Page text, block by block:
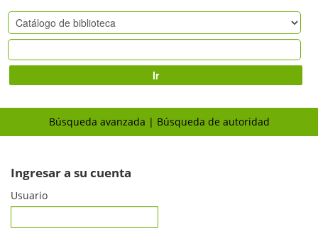
Ir
Búsqueda avanzada Búsqueda de autoridad
Ingresar a su cuenta
Usuario